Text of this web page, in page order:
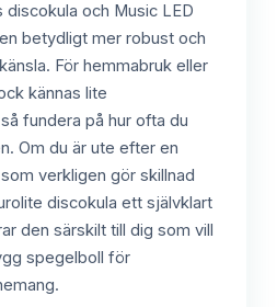
och Music LED
betydligt mer robust och
För hemmabruk eller
kännas lite
fundera på hur ofta du
Om du är ute efter en
verkligen gör skillnad
discokula ett självklart
den särskilt till dig som vill
spegelboll för